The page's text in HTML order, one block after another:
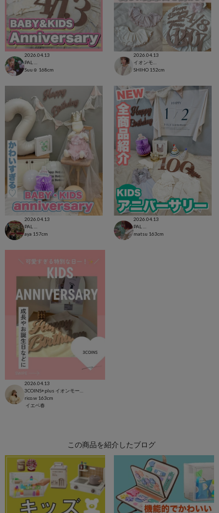
2026.04.13
Suu☺︎ 168cm
2026.04.13
SHIHO 152cm
2026.04.13
aya 157cm
2026.04.13
matsu 163cm
2026.04.13
rico.w 163cm
イエベ春
この商品を紹介したブログ